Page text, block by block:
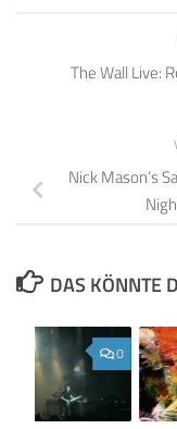
The Wall Live:
Nick Mason’s
DAS KÖNNTE
0